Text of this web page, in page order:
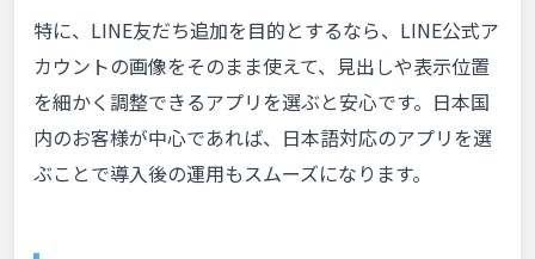
特に、LINE友だち追加を目的とするなら、LINE公式ア
カウントの画像をそのまま使えて、見出しや表示位置
を細かく調整できるアプリを選ぶと安心です。日本国
内のお客様が中心であれば、日本語対応のアプリを選
ぶことで導入後の運用もスムーズになります。